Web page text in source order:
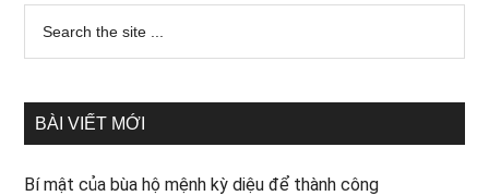
BÀI VIẾT MỚI
Bí mật của bùa hộ mệnh kỳ diệu để thành công